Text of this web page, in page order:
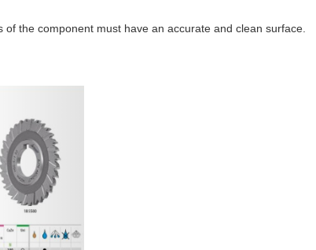
the component must have an accurate and clean surface.